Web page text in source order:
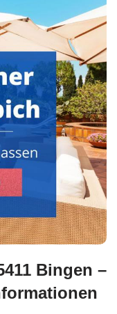
Bingen –